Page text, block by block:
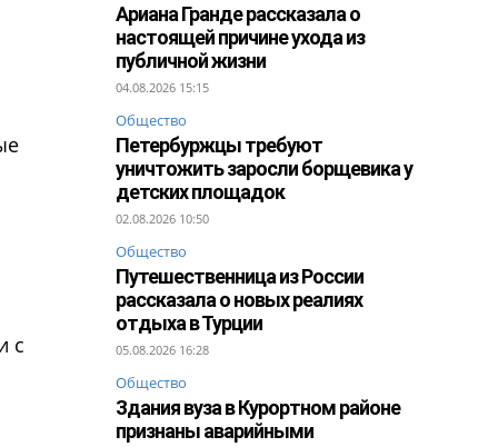
с
Ариана Гранде рассказала о
настоящей причине ухода из
публичной жизни
04.08.2026 15:15
Общество
Петербуржцы требуют
уничтожить заросли борщевика у
детских площадок
02.08.2026 10:50
Общество
Путешественница из России
рассказала о новых реалиях
отдыха в Турции
05.08.2026 16:28
Общество
Здания вуза в Курортном районе
признаны аварийными